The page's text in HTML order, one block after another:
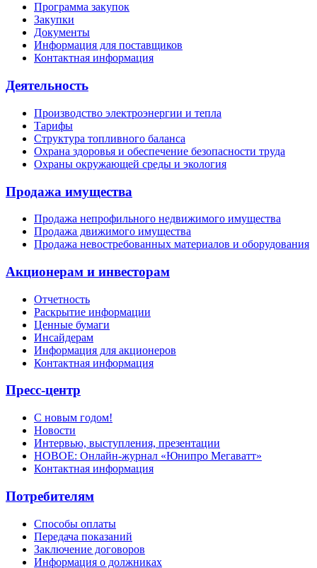
Программа закупок
Закупки
Документы
Информация для поставщиков
Контактная информация
Деятельность
Производство электроэнергии и тепла
Тарифы
Структура топливного баланса
Охрана здоровья и обеспечение безопасности труда
Охраны окружающей среды и экология
Продажа имущества
Продажа непрофильного недвижимого имущества
Продажа движимого имущества
Продажа невостребованных материалов и оборудования
Акционерам и инвесторам
Отчетность
Раскрытие информации
Ценные бумаги
Инсайдерам
Информация для акционеров
Контактная информация
Пресс-центр
С новым годом!
Новости
Интервью, выступления, презентации
НОВОЕ: Онлайн-журнал «Юнипро Мегаватт»
Контактная информация
Потребителям
Способы оплаты
Передача показаний
Заключение договоров
Информация о должниках